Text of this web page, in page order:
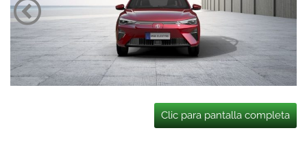
Clic para pantalla completa